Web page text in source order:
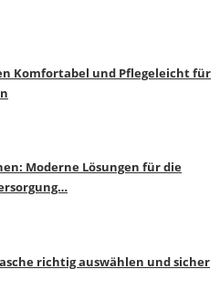
Komfortabel und Pflegeleicht für
Moderne Lösungen für die
richtig auswählen und sicher